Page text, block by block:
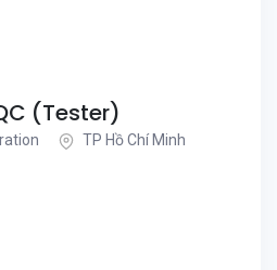
(Tester)
TP Hồ Chí Minh